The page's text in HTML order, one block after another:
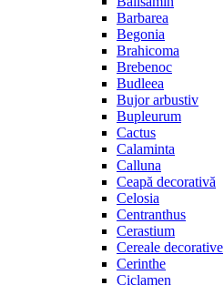
Barbarea
Begonia
Brahicoma
Brebenoc
Budleea
Bujor arbustiv
Bupleurum
Cactus
Calaminta
Calluna
Ceapă decorativă
Celosia
Centranthus
Cerastium
Cereale decorative
Cerinthe
Ciclamen